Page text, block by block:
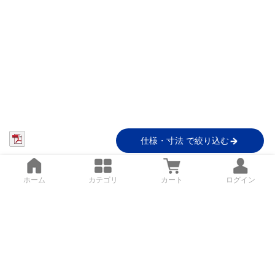
仕様・寸法 で絞り込む
ホーム カテゴリ カート ログイン